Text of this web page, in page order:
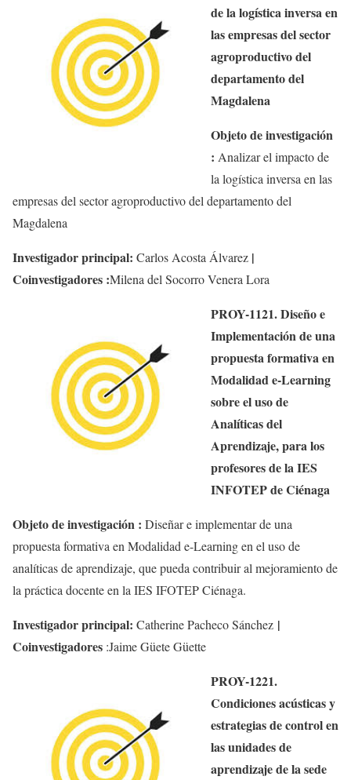
de la logística inversa en
las empresas del sector
agroproductivo del
departamento del
Magdalena
Objeto de investigación
: Analizar el impacto de
la logística inversa en las
empresas del sector agroproductivo del departamento del
Magdalena
Investigador principal: Carlos Acosta Álvarez |
Coinvestigadores :Milena del Socorro Venera Lora
PROY-1121. Diseño e
Implementación de una
propuesta formativa en
Modalidad e-Learning
sobre el uso de
Analíticas del
Aprendizaje, para los
profesores de la IES
INFOTEP de Ciénaga
Objeto de investigación : Diseñar e implementar de una
propuesta formativa en Modalidad e-Learning en el uso de
analíticas de aprendizaje, que pueda contribuir al mejoramiento de
la práctica docente en la IES IFOTEP Ciénaga.
Investigador principal: Catherine Pacheco Sánchez |
Coinvestigadores :JaimeGüeteGüette
PROY-1221.
Condiciones acústicas y
estrategias de control en
las unidades de
aprendizaje de la sede